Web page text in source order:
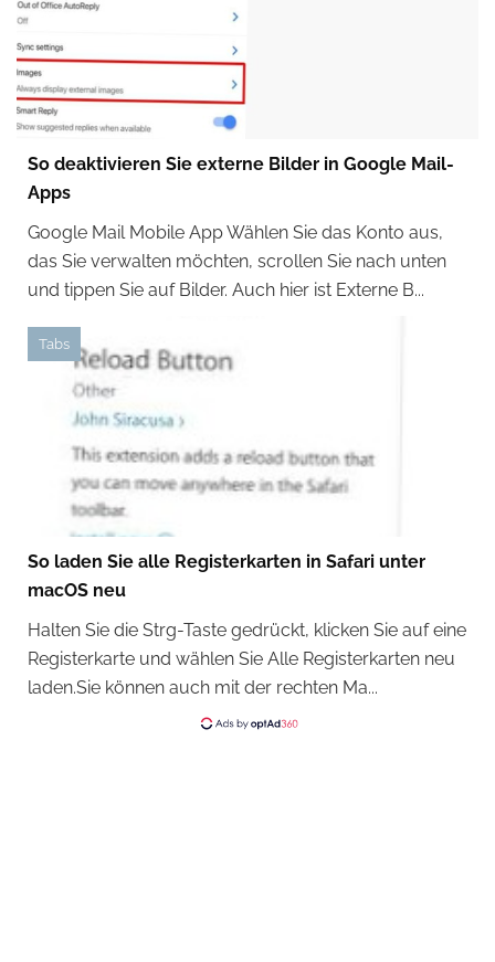
So deaktivieren Sie externe Bilder in Google Mail-
Apps
Google Mail Mobile App Wählen Sie das Konto aus,
das Sie verwalten möchten, scrollen Sie nach unten
und tippen Sie auf Bilder. Auch hier ist Externe B...
Tabs
So laden Sie alle Registerkarten in Safari unter
macOS neu
Halten Sie die Strg-Taste gedrückt, klicken Sie auf eine
Registerkarte und wählen Sie Alle Registerkarten neu
laden.Sie können auch mit der rechten Ma...